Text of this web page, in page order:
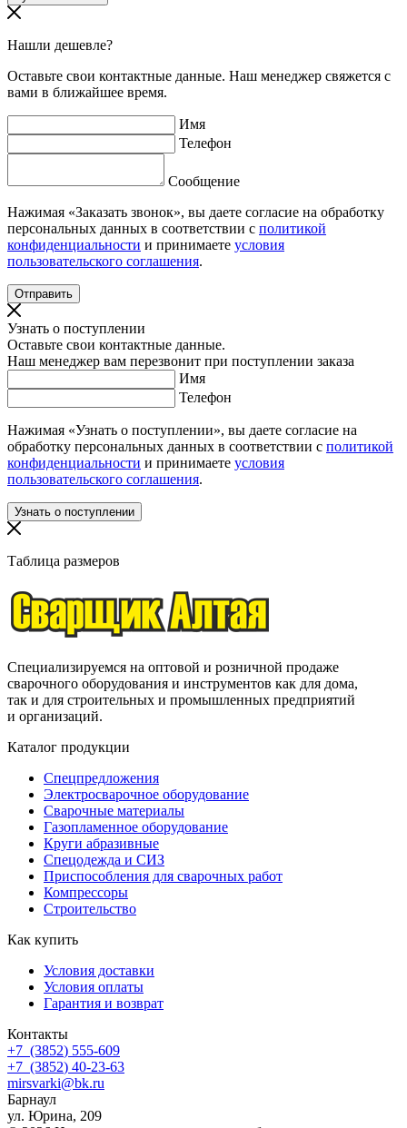
Нашли дешевле?
Оставьте свои контактные данные. Наш менеджер свяжется с
вами в ближайшее время.
Имя
Телефон
Сообщение
Нажимая «Заказать звонок», вы даете согласие на обработку
персональных данных в соответствии с политикой
конфиденциальности и принимаете условия
пользовательского соглашения.
Узнать о поступлении
Оставьте свои контактные данные.
Наш менеджер вам перезвонит при поступлении заказа
Имя
Телефон
Нажимая «Узнать о поступлении», вы даете согласие на
обработку персональных данных в соответствии с политикой
конфиденциальности и принимаете условия
пользовательского соглашения.
Таблица размеров
Специализируемся на оптовой и розничной продаже
сварочного оборудования и инструментов как для дома,
так и для строительных и промышленных предприятий
и организаций.
Каталог продукции
Спецпредложения
Электросварочное оборудование
Сварочные материалы
Газопламенное оборудование
Круги абразивные
Спецодежда и СИЗ
Приспособления для сварочных работ
Компрессоры
Строительство
Как купить
Условия доставки
Условия оплаты
Гарантия и возврат
Контакты
+7 (3852) 555-609
+7 (3852) 40-23-63
mirsvarki@bk.ru
Барнаул
ул. Юрина, 209